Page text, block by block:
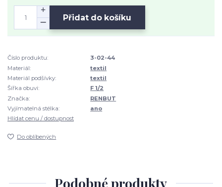
Přidat do košíku
Číslo produktu:
3-02-44
Materiál:
textil
Materiál podšívky:
textil
Šířka obuvi:
F 1/2
Značka:
RENBUT
Vyjímatelná stélka:
ano
Hlídat cenu / dostupnost
Do oblíbených
Podobné produkty